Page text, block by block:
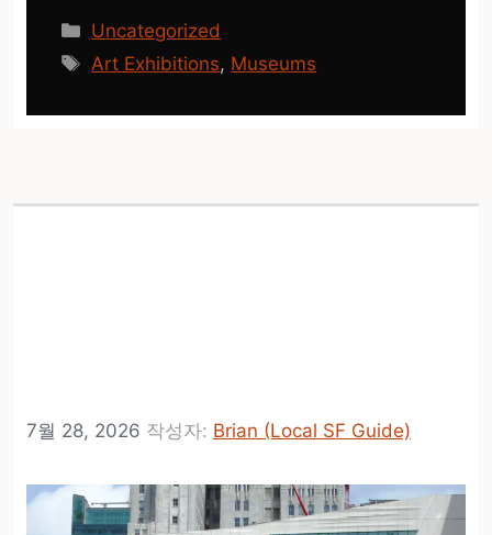
카
테
Uncategorized
태
Art Exhibitions, Museums
7월 28, 2026 작성자: Brian (Local SF Guide)